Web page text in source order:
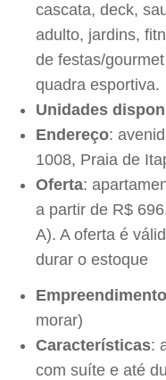
cascata, deck,
adulto, jardins,
de festas/
quadra esportiva.
Unidades
Endereço:
1008, Praia de
Oferta:
a partir de R$
A). A oferta é
durar o estoque
Empreendimento
morar)
Características:
com suíte e até